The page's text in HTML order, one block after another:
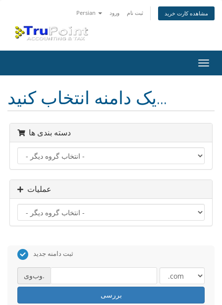
Persian ورود ثبت نام مشاهده کارت خرید
تغییر
یک دامنه انتخاب کنید...
دسته بندی ها
عملیات
ثبت دامنه جدید
وب‌وی.
بررسی